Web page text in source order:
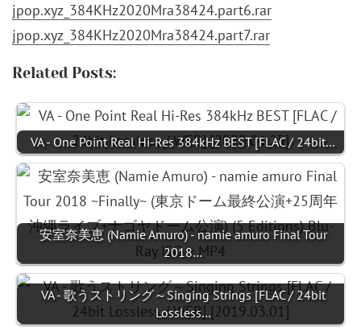
jpop.xyz_384KHz2020Mra38424.part6.rar
jpop.xyz_384KHz2020Mra38424.part7.rar
Related Posts:
VA - One Point Real Hi-Res 384kHz BEST [FLAC / 24bit…
安室奈美恵 (Namie Amuro) - namie amuro Final Tour
2018…
VA - 歌うストリング～Singing Strings [FLAC / 24bit
Lossless…